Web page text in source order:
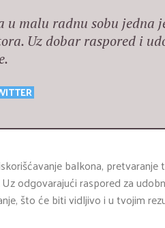
u malu radnu sobu
Uz dobar raspored i
balkona,
odgovarajući raspored za
što će biti vidljivo i u tvojim